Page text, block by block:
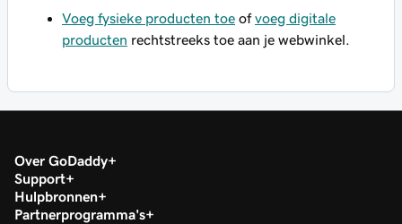
Voeg fysieke producten toe ofvoeg digitale
producten rechtstreeks toe aan je webwinkel.
Over GoDaddy
Support
Hulpbronnen
Partnerprogramma's